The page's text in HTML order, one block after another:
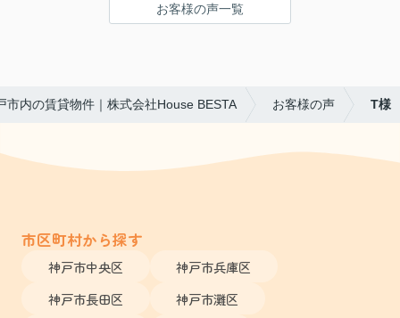
お客様の声一覧
市内の賃貸物件｜株式会社House BESTA お客様の声 T様
市区町村から探す
神戸市中央区
神戸市兵庫区
神戸市長田区
神戸市灘区